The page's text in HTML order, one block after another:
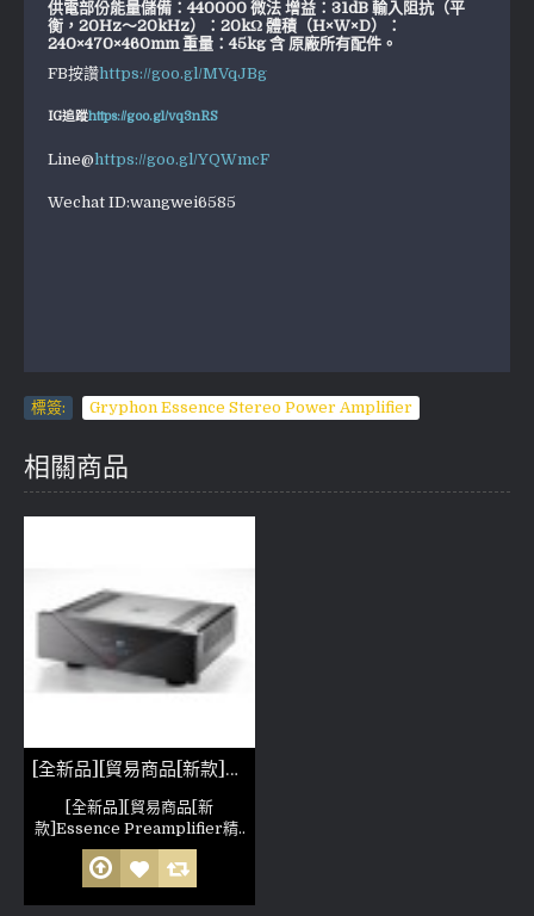
供電部份能量儲備：440000 微法 增益：31dB 輸入阻抗（平
衡，20Hz～20kHz）：20kΩ 體積（H×W×D）：
240×470×460mm 重量：45kg 含 原廠所有配件。
FB按讚https://goo.gl/MVqJBg
IG追蹤https://goo.gl/vq3nRS
Line@https://goo.gl/YQWmcF
Wechat ID:wangwei6585
標簽: Gryphon Essence Stereo Power Amplifier
相關商品
[全新品][貿易商品[新款]Essence Preamplifier 精髓純A類全平衡前級
[全新品][貿易商品[新
款]Essence Preamplifier精..